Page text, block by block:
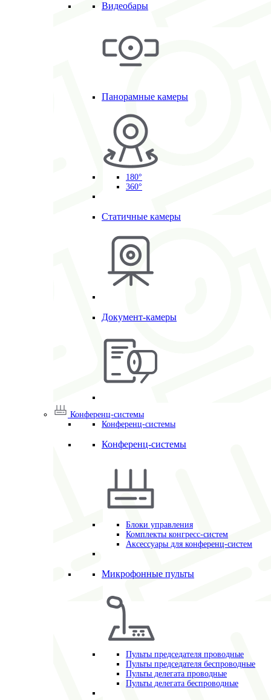
Видеобары
Панорамные камеры
180°
360°
Статичные камеры
Документ-камеры
Конференц-системы
Конференц-системы
Конференц-системы
Блоки управления
Комплекты конгресс-систем
Аксессуары для конференц-систем
Микрофонные пульты
Пульты председателя проводные
Пульты председателя беспроводные
Пульты делегата проводные
Пульты делегата беспроводные